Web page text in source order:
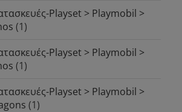
Playset > Playmobil >
(1)
Playset > Playmobil >
(1)
Playset > Playmobil >
(1)